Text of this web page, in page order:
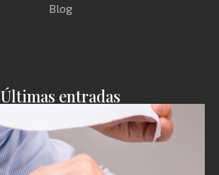
Blog
Últimas entradas